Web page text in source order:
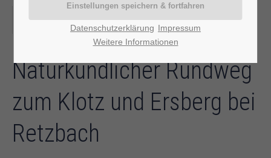
27.05.2021, 12:00–14:00
ORT: RETZBACH
Naturkundlicher Rundweg
zum Klotz und Ersberg bei
Retzbach
Datenschutzerklärung
Impressum
Weitere Informationen